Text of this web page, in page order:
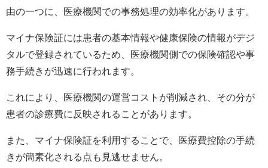
由の一つに、医療機関での事務処理の効率化があります。
マイナ保険証には患者の基本情報や健康保険の情報がデジ
タルで登録されているため、医療機関側での保険確認や事
務手続きが迅速に行われます。
これにより、医療機関の運営コストが削減され、その分が
患者の診療費に反映されることがあります。
また、マイナ保険証を利用することで、医療費控除の手続
きが簡素化される点も見逃せません。